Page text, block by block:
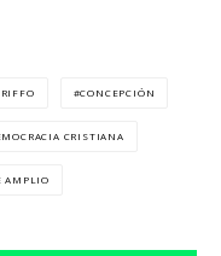
CONCEPCIÓN
CRISTIANA
AMPLIO